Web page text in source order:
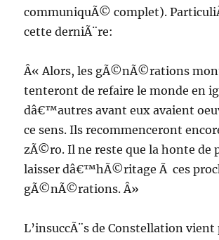
communiquÃ© complet).
cette derniÃ¨re:
Â« Alors, les gÃ©nÃ©rations
tenteront de refaire le monde en
dâ€™autres avant eux avaient
ce sens. Ils recommenceront
zÃ©ro. Il ne reste que la honte de
laisser dâ€™hÃ©ritage Ã ces
gÃ©nÃ©rations. Â»
L’insuccÃ¨s de Constellation